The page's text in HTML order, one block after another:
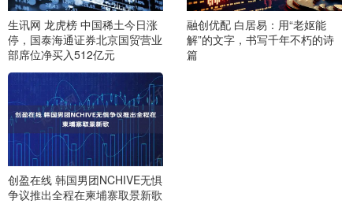
生讯网 龙虎榜 中国稀土今日涨
停，国泰海通证券北京国贸营业
部席位净买入512亿元
融创优配 白居易：用“老妪能
解”的文字，书写千年不朽的诗
篇
创盈在线 韩国男团NCHIVE无惧
争议推出全程在柬埔寨取景新歌